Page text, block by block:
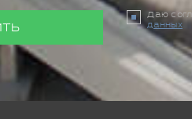
Даю
данных